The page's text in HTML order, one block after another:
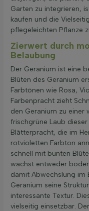
Garten zu integrieren,
kaufen und die
pflegeleichten Pflanze
Zierwert durch
Belaubung
Der Geranium ist eine
Blüten des Geranium
Farbtönen wie Rosa,
Farbenpracht zieht
den Geranium zu einer
frischgrüne Laub
Blätterpracht, die im
rotvioletten Farbton
schnell mit bunten
wächst entweder
damit Abwechslung im
Geranium seine
interessante Textur.
vielseitig einsetzbar.